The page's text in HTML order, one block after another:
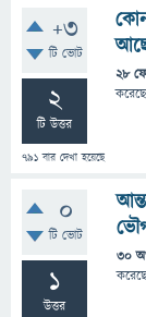
+3
টি ভোট
2
টি উত্তর
791 বার দেখা হয়েছে
28
0
টি ভোট
1
উত্তর
30